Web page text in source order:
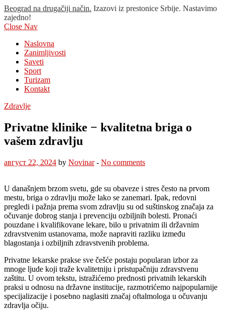
Beograd na drugačiji način. Izazovi iz prestonice Srbije. Nastavimo
zajedno!
Close Nav
Naslovna
Zanimljivosti
Saveti
Sport
Turizam
Kontakt
Zdravlje
Privatne klinike − kvalitetna briga o
vašem zdravlju
август 22, 2024 by Novinar- No comments
U današnjem brzom svetu, gde su obaveze i stres često na prvom
mestu, briga o zdravlju može lako se zanemari. Ipak, redovni
pregledi i pažnja prema svom zdravlju su od suštinskog značaja za
očuvanje dobrog stanja i prevenciju ozbiljnih bolesti. Pronaći
pouzdane i kvalifikovane lekare, bilo u privatnim ili državnim
zdravstvenim ustanovama, može napraviti razliku između
blagostanja i ozbiljnih zdravstvenih problema.
Privatne lekarske prakse sve češće postaju popularan izbor za
mnoge ljude koji traže kvalitetniju i pristupačniju zdravstvenu
zaštitu. U ovom tekstu, istražićemo prednosti privatnih lekarskih
praksi u odnosu na državne institucije, razmotrićemo najpopularnije
specijalizacije i posebno naglasiti značaj oftalmologa u očuvanju
zdravlja očiju.